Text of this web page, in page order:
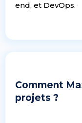
end, et DevOps.
Comment
projets ?